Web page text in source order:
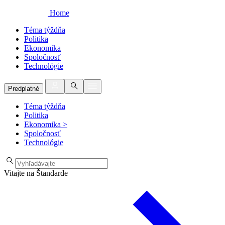
Home
Téma týždňa
Politika
Ekonomika
Spoločnosť
Technológie
Predplatné
Téma týždňa
Politika
Ekonomika >
Spoločnosť
Technológie
Vitajte na Štandarde